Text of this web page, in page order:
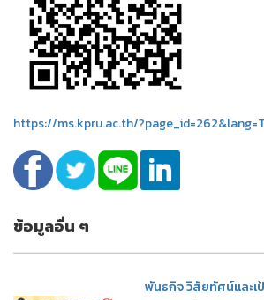
https://ms.kpru.ac.th/
ข้อมูลอื่น ๆ
พันธกิจ วิสัยทัศน์และเ